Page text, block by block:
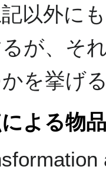
以外に
が、そ
を挙げ
よる物